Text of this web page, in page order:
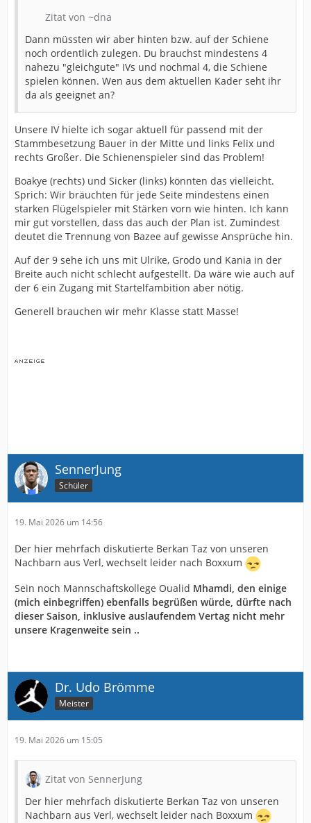
guten Drittliga-Knipser ?
An Noah Darvich vom VfB hatte ich auch schon gedacht.
Andere Clubs haben auch gute Erfahrungen gemacht
mit diesen Top-Talenten aus der 2.Mannschaft, die für
die erste noch nicht gut genug sind (Ulrich->
Magdeburg, Wätjen->Bochum). Vielleicht haben wir
nach dem Pokalfinale noch einen guten Draht zum VfB ?
Zitat von ~dna
Dann müssten wir aber hinten bzw. auf der Schiene
noch ordentlich zulegen. Du brauchst mindestens 4
nahezu "gleichgute" IVs und nochmal 4, die Schiene
spielen können. Wen aus dem aktuellen Kader seht ihr
da als geeignet an?
Unsere IV hielte ich sogar aktuell für passend mit der
Stammbesetzung Bauer in der Mitte und links Felix und
rechts Großer. Die Schienenspieler sind das Problem!
Boakye (rechts) und Sicker (links) könnten das vielleicht.
Sprich: Wir bräuchten für jede Seite mindestens einen
starken Flügelspieler mit Stärken vorn wie hinten. Ich kann
mir gut vorstellen, dass das auch der Plan ist. Zumindest
deutet die Trennung von Bazee auf gewisse Ansprüche hin.
Auf der 9 sehe ich uns mit Ulrike, Grodo und Kania in der
Breite auch nicht schlecht aufgestellt. Da wäre wie auch auf
der 6 ein Zugang mit Startelfambition aber nötig.
Generell brauchen wir mehr Klasse statt Masse!
SennerJung
Schüler
19. Mai 2026 um 14:56
Der hier mehrfach diskutierte Berkan Taz von unseren
Nachbarn aus Verl, wechselt leider nach Boxxum
Sein noch Mannschaftskollege Oualid Mhamdi, den einige
(mich einbegriffen) ebenfalls begrüßen würde, dürfte nach
dieser Saison, inklusive auslaufendem Vertag nicht mehr
unsere Kragenweite sein ..
Dr. Udo Brömme
Meister
19. Mai 2026 um 15:05
Zitat von SennerJung
Der hier mehrfach diskutierte Berkan Taz von unseren
Nachbarn aus Verl, wechselt leider nach Boxxum